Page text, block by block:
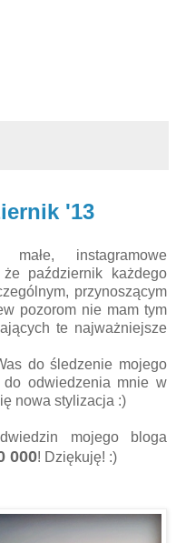
'13
instagramowe
październik każdego
przynoszącym
pozorom nie mam tym
te najważniejsze
do śledzenie mojego
odwiedzenia mnie w
nowa stylizacja :)
mojego bloga
000! Dziękuję! :)